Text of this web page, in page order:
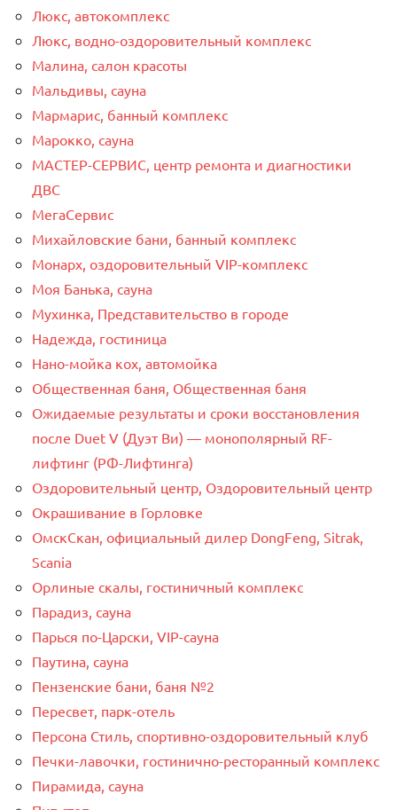
Люкс, автокомплекс
Люкс, водно-оздоровительный комплекс
Малина, салон красоты
Мальдивы, сауна
Мармарис, банный комплекс
Марокко, сауна
МАСТЕР-СЕРВИС, центр ремонта и диагностики
ДВС
МегаСервис
Михайловские бани, банный комплекс
Монарх, оздоровительный VIP-комплекс
Моя Банька, сауна
Мухинка, Представительство в городе
Надежда, гостиница
Нано-мойка кох, автомойка
Общественная баня, Общественная баня
Ожидаемые результаты и сроки восстановления
после Duet V (Дуэт Ви) — монополярный RF-
лифтинг (РФ-Лифтинга)
Оздоровительный центр, Оздоровительный центр
Окрашивание в Горловке
ОмскСкан, официальный дилер DongFeng, Sitrak,
Scania
Орлиные скалы, гостиничный комплекс
Парадиз, сауна
Парься по-Царски, VIP-сауна
Паутина, сауна
Пензенские бани, баня №2
Пересвет, парк-отель
Персона Стиль, спортивно-оздоровительный клуб
Печки-лавочки, гостинично-ресторанный комплекс
Пирамида, сауна